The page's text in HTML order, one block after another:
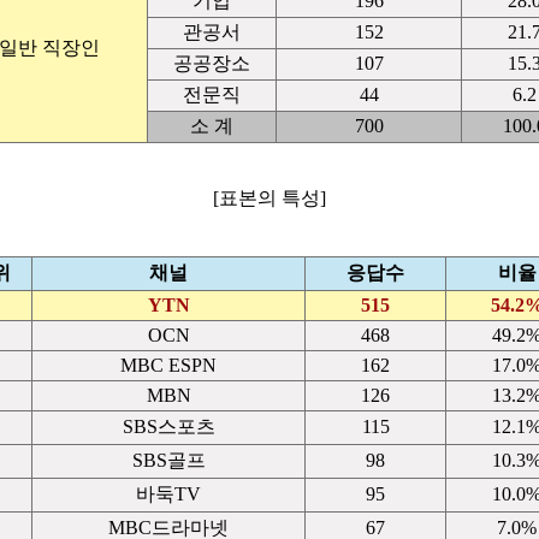
일반 직장인
관공서
152
공공장소
107
전문직
44
6.2
소 계
700
[표본의 특성]
채널 응답수
비율
YTN 515
OCN 468
MBC ESPN 162
MBN 126
SBS스포츠 115
SBS골프 98
바둑TV 95
MBC드라마넷 67
7.0%